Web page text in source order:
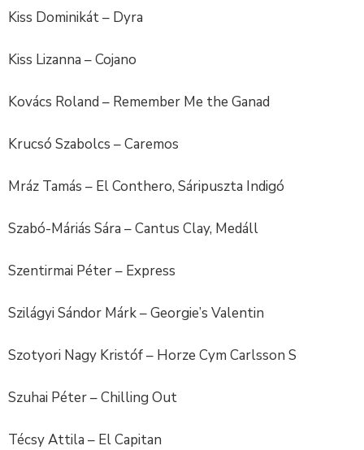
Kiss Dominikát – Dyra
Kiss Lizanna – Cojano
Kovács Roland – Remember Me the Ganad
Krucsó Szabolcs – Caremos
Mráz Tamás – El Conthero, Sáripuszta Indigó
Szabó-Máriás Sára – Cantus Clay, Medáll
Szentirmai Péter – Express
Szilágyi Sándor Márk – Georgie’s Valentin
Szotyori Nagy Kristóf – Horze Cym Carlsson S
Szuhai Péter – Chilling Out
Técsy Attila – El Capitan